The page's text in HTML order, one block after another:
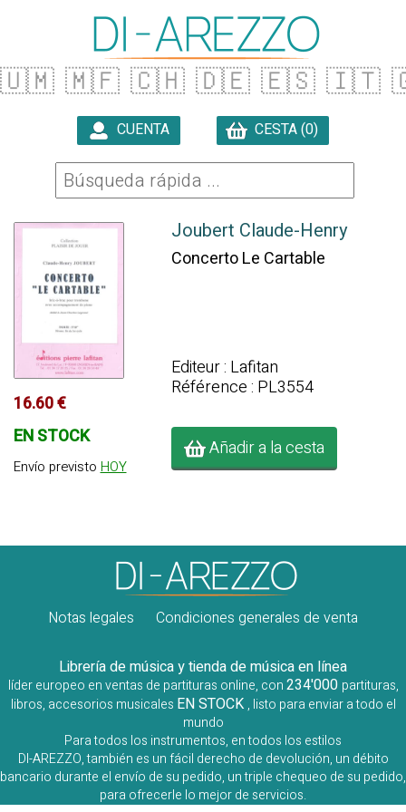
🇺🇲 🇲🇫 🇨🇭 🇩🇪 🇪🇸 🇮🇹
CUENTA CESTA (0)
16.60 €
EN STOCK
Envío previsto HOY
Joubert Claude-Henry
Concerto Le Cartable
Editeur : Lafitan
Référence : PL3554
Añadir a la cesta
Notas legales Condiciones generales de venta
Librería de música y tienda de música en línea
líder europeo en ventas de partituras online, con234'000 partituras,
libros, accesorios musicales EN STOCK , listo para enviar a todo el
mundo
Para todos los instrumentos, en todos los estilos
DI-AREZZO, también es un fácil derecho de devolución, un débito
bancario durante el envío de su pedido, un triple chequeo de su pedido,
para ofrecerle lo mejor de servicios.